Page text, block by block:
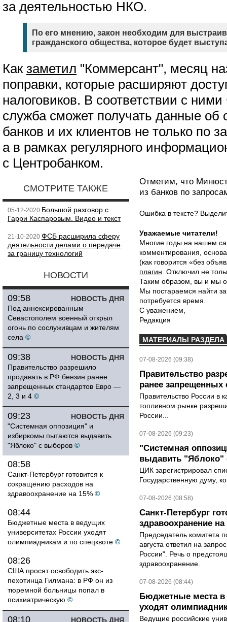
за деятельностью НКО.
По его мнению, закон необходим для
гражданского общества, которое будет
Как заметил "Коммерсант", месяц
поправки, которые расширяют
налоговиков. В соответствии с
служба сможет получать данные об
банков и их клиентов не только по
а в рамках регулярного
с Центробанком.
СМОТРИТЕ ТАКЖЕ
05-12-2020 Большой разговор с
Гарри Каспаровым. Видео и текст
21-10-2020 ФСБ расширила сферу
деятельности делами о передаче
за границу технологий
НОВОСТИ
НОВОСТЬ ДНЯ
09:58
Под аннексированным
Севастополем военный открыл
огонь по сослуживцам и жителям
села ©
НОВОСТЬ ДНЯ
09:38
Правительство разрешило
продавать в РФ бензин ранее
запрещенных стандартов Евро —
2, 3 и 4 ©
НОВОСТЬ ДНЯ
09:23
"Системная оппозиция" и
избиркомы пытаются выдавить
"Яблоко" с выборов ©
08:58
Санкт-Петербург готовится к
сокращению расходов на
здравоохранение на 15% ©
08:44
Бюджетные места в ведущих
университетах России уходят
олимпиадникам и по спецквоте ©
08:26
США просят освободить экс-
пехотинца Гилмана: в РФ он из
тюремной больницы попал в
психиатрическую ©
НОВОСТЬ ДНЯ
08:10
Отметим, что
из банков по
Ошибка в тексте?
Уважаемые читатели!
Многие годы на нашем
комментирования,
(как говорится «без
плагин . Отключил не
Таким образом, вы и мы
Мы постараемся найти
потребуется время.
С уважением,
Редакция
МАТЕРИАЛЫ РАЗДЕЛА
07-08-2026 (09:38)
Правительство
ранее запрещенных
Правительство России в
топливном рынке
России...
07-08-2026 (09:23)
"Системная
выдавить "Яблоко"
ЦИК зарегистрировал
Государственную думу,
07-08-2026 (08:58)
Санкт-Петербург
здравоохранение на
Председатель комитета
августа ответил на
России". Речь о
здравоохранение.
07-08-2026 (08:44)
Бюджетные места в
уходят
Ведущие российские